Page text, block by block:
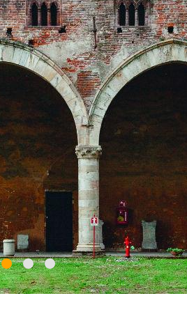
interior y observar los
más de 100.
¡Bienvenidos a Grumello!
guarda una promesa. En una
Sondrio, es un curioso ejemplar
conectados por una muralla.
Queda la excursión hasta la
desde arriba, espectacular
Grumello está abierto al
hadas